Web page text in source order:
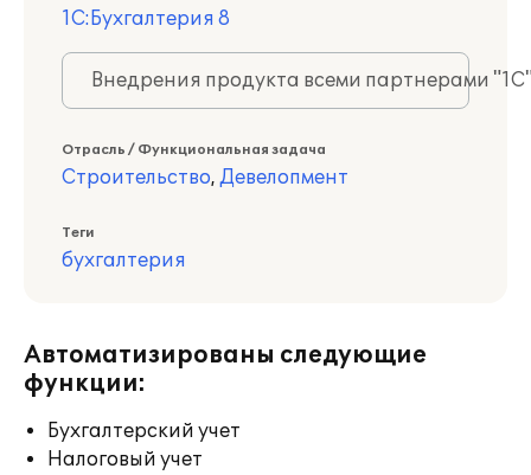
1С:Бухгалтерия 8
Внедрения продукта всеми партнерами
Отрасль / Функциональная задача
Строительство, Девелопмент
Теги
бухгалтерия
Автоматизированы следующие
функции:
Бухгалтерский учет
Налоговый учет